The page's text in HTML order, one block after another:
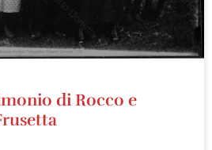
di Rocco e